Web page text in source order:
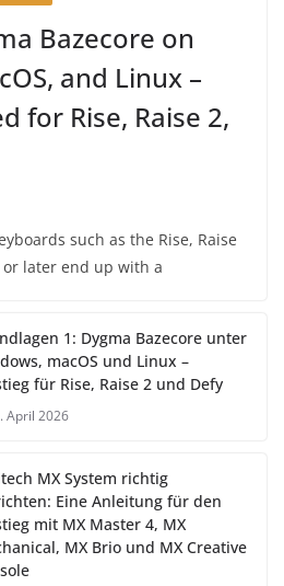
Bazecore on
and Linux –
for Rise, Raise 2,
such as the Rise, Raise
later end up with a
1: Dygma Bazecore unter
macOS und Linux –
für Rise, Raise 2 und Defy
April 2026
MX System richtig
Eine Anleitung für den
mit MX Master 4, MX
MX Brio und MX Creative